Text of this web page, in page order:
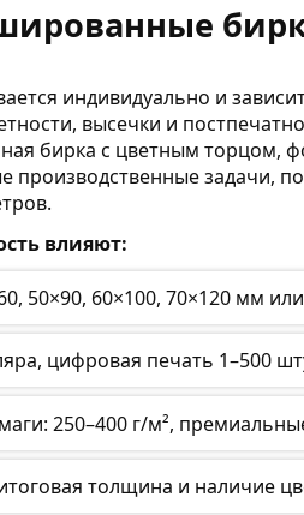
индивидуально и
высечки и
бирка с цветным торцом,
задачи,
влияют:
50×90, 60×100, 70×120 мм
цифровая печать 1–500
250–400 г/м²,
толщина и наличие